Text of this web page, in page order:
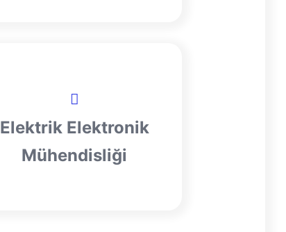
Elektrik Elektronik
Mühendisliği